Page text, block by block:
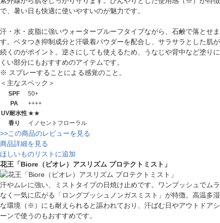
で、暑い日も快適に使いやすいのが魅力です。
汗・水・皮脂に強いウォータープルーフタイプながら、石鹸で落とせま
す。ベタつき抑制成分と汗吸着パウダーを配合し、サラサラとした肌が
続くのがポイント。逆さにしても使えるため、うなじや背中など塗りに
くい部分にもおすすめのアイテムです。
※ スプレーすることによる感覚のこと。
＜主なスペック＞
SPF
50+
PA
++++
UV耐水性 ★★
香り
イノセントフローラル
>>この商品のレビューを見る
商品詳細を見る
ほしいものリストに追加
花王「Biore（ビオレ）アスリズム プロテクトミスト」
汗やムレに強い、ミストタイプの日焼け止めです。ワンプッシュでムラ
なく一気に広がる「ロングプッシュノンガスミスト」が特徴。高温多湿
な環境（※）にも耐えられると謳われており、汗ばむ日やアウトドアシ
ーンで使うのもおすすめです。